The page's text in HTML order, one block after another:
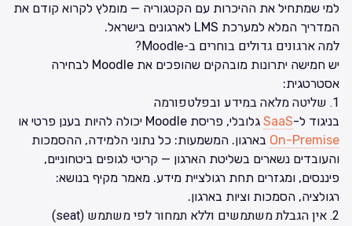
למי שמתחיל את ההיכרות עם הקטגוריה — מומלץ לקרוא קודם את
המדריך המלא למערכת LMS לארגונים בישראל
.
למה ארגונים גדולים בוחרים ב-Moodle?
יש חמישה יתרונות מובהקים שהופכים את Moodle לבחירה
אסטרטגית:
1. שליטה מלאה במידע ובפלטפורמה
בניגוד ל-SaaS גלובלי, פריסת Moodle יכולה להיות בענן פרטי או
On-Premise בארגון. המשמעות: כל נתוני הלמידה, ההסמכות
והעובדים נשארים בשליטת הארגון — קריטי לגופים ביטחוניים,
פיננסים, ומגזרים תחת רגולציית מידע. מאמר מקיף בנושא:
רגולציה, הסמכות וציות בארגון.
2. אין הגבלת משתמשים וללא תמחור לפי משתמש (seat)